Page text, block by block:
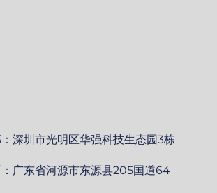
深圳市光明区华强科技生态园3栋
广东省河源市东源县205国道64